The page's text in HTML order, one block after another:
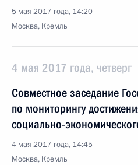
5 мая 2017 года, 14:20
Москва, Кремль
4 мая 2017 года, четверг
Совместное заседание
по мониторингу
социально-
4 мая 2017 года, 14:45
Москва, Кремль